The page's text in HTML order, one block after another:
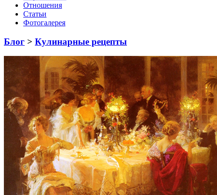
Отношения
Статьи
Фотогалерея
Блог > Кулинарные рецепты